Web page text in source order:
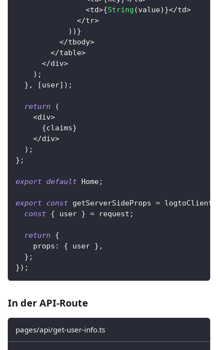
<td>{String (value) }</td>
</tr>
) ) }
</tbody>
</table>
</div>
) ;
} , [user] ) ;
return
(
<div>
{claims}
</div>
) ;
} ;
export default Home;
export const getServerSideProps = logtoClient
const { user } = request ;
return
{
    props
: { user } ,
} ;
}) ;
In der API-Route
pages/api/get-user-info.ts